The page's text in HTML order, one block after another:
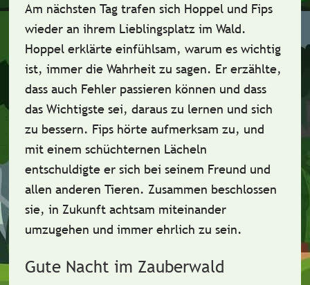
Am nächsten Tag trafen sich Hoppel und Fips
wieder an ihrem Lieblingsplatz im Wald.
Hoppel erklärte einfühlsam, warum es wichtig
ist, immer die Wahrheit zu sagen. Er erzählte,
dass auch Fehler passieren können und dass
das Wichtigste sei, daraus zu lernen und sich
zu bessern. Fips hörte aufmerksam zu, und
mit einem schüchternen Lächeln
entschuldigte er sich bei seinem Freund und
allen anderen Tieren. Zusammen beschlossen
sie, in Zukunft achtsam miteinander
umzugehen und immer ehrlich zu sein.
Gute Nacht im Zauberwald